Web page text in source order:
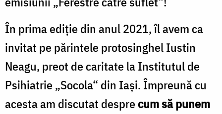
În prima ediţie din anul 2021, îl avem ca
invitat pe părintele protosinghel Iustin
Neagu, preot de caritate la Institutul de
Psihiatrie „Socola“ din Iaşi. Împreună cu
acesta am discutat desprecum să punem